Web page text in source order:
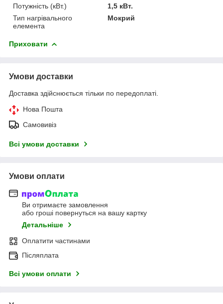
Потужність (кВт.)
1,5 кВт.
Тип нагрівального
елемента
Мокрий
Приховати
Умови доставки
Доставка здійснюється тільки по передоплаті.
Нова Пошта
Самовивіз
Всі умови доставки
Умови оплати
Ви отримаєте замовлення
або гроші повернуться на вашу картку
Детальніше
Оплатити частинами
Післяплата
Всі умови оплати